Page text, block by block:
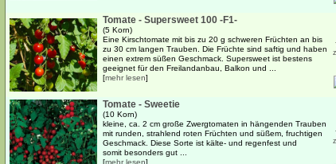
Tomate - Supersweet 100 -F1-
(5 Korn)
Eine Kirschtomate mit bis zu 20 g schweren Früchten an bis
zu 30 cm langen Trauben. Die Früchte sind saftig und haben
einen extrem süßen Geschmack. Supersweet ist bestens
geeignet für den Freilandanbau, Balkon und ...
[mehr lesen]
Tomate - Sweetie
(10 Korn)
kleine, ca. 2 cm große Zwergtomaten in hängenden Trauben
mit runden, strahlend roten Früchten und süßem, fruchtigen
Geschmack. Diese Sorte ist kälte- und regenfest und
somit besonders gut ...
[mehr lesen]